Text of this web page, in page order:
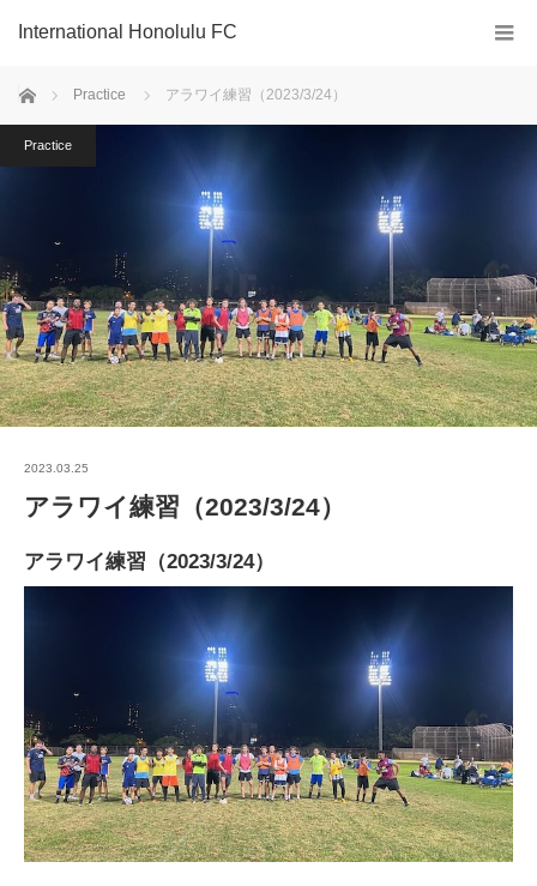
International Honolulu FC
ホーム Practice アラワイ練習（2023/3/24）
Practice
2023.03.25
アラワイ練習（2023/3/24）
アラワイ練習（2023/3/24）